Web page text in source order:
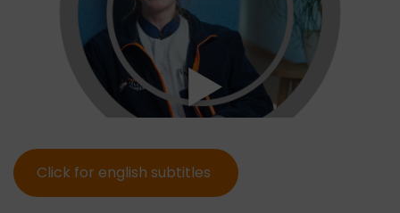
Click for english subtitles